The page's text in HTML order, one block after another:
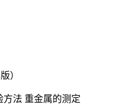
）
方法 重金属的测定